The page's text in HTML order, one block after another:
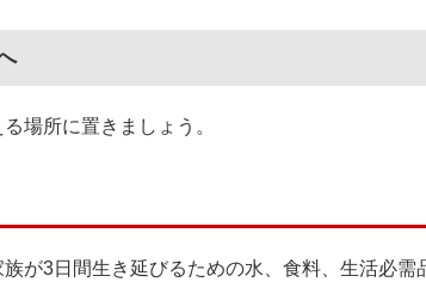
場所に置きましょう。
が3日間生き延びるための水、食料、生活必需